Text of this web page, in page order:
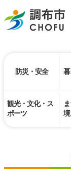
調布市
防災・安全
観光・文化・ス
ポーツ
境